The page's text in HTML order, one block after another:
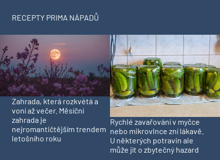
RECEPTY PRIMA NÁPADŮ
Zahrada, která rozkvétá a
voní až večer. Měsíční
zahrada je
nejromantičtějším trendem
letošního roku
Rychlé zavařování v myčce
nebo mikrovlnce zní lákavě.
U některých potravin ale
může jít o zbytečný hazard